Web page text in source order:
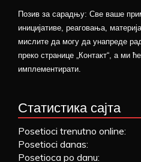
Позив за сарадњу: Све ваше
иницијативе, реаговања,
мислите да могу да унапреде
преко странице „Контакт“, а ми
имплементирати.
Статистика сајта
Posetioci trenutno online:
Posetioci danas:
Posetioca po danu: